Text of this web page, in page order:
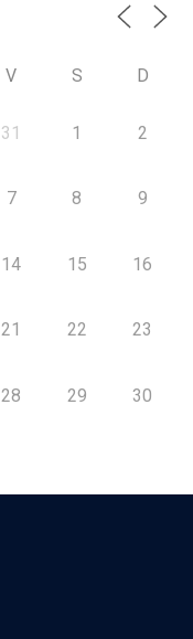
V S D
31 1 2
7 8 9
14 15 16
21 22 23
28 29 30